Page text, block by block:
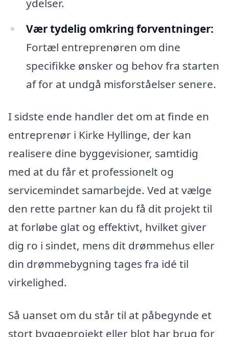
ydelser.
Vær tydelig omkring forventninger:
Fortæl entreprenøren om dine
specifikke ønsker og behov fra starten
af for at undgå misforståelser senere.
I sidste ende handler det om at finde en
entreprenør i Kirke Hyllinge, der kan
realisere dine byggevisioner, samtidig
med at du får et professionelt og
servicemindet samarbejde. Ved at vælge
den rette partner kan du få dit projekt til
at forløbe glat og effektivt, hvilket giver
dig ro i sindet, mens dit drømmehus eller
din drømmebygning tages fra idé til
virkelighed.
Så uanset om du står til at påbegynde et
stort byggeprojekt eller blot har brug for